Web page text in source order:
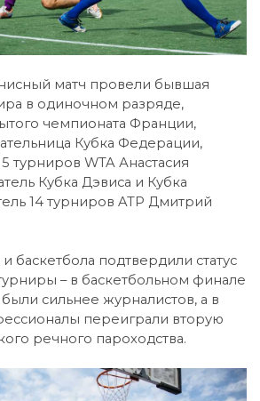
матч провели бывшая
в одиночном разряде,
чемпионата Франции,
Кубка Федерации,
турниров WTA Анастасия
Кубка Дэвиса и Кубка
14 турниров ATP Дмитрий
баскетбола подтвердили статус
– в баскетбольном финале
сильнее журналистов, а в
переиграли вторую
речного пароходства.